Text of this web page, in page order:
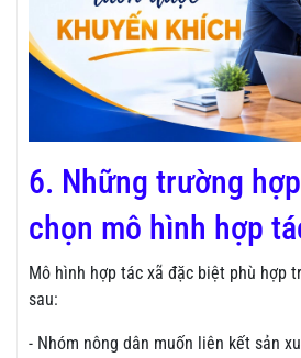
6. Những trường
chọn mô hình hợp
Mô hình hợp tác xã đặc biệt phù hợp
sau:
- Nhóm nông dân muốn liên kết sản